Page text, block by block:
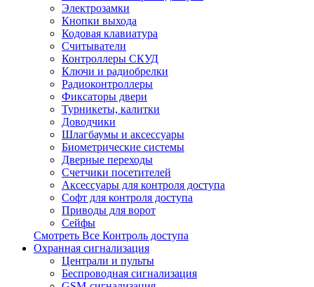
Электрозамки
Кнопки выхода
Кодовая клавиатура
Считыватели
Контроллеры СКУД
Ключи и радиобрелки
Радиоконтроллеры
Фиксаторы двери
Турникеты, калитки
Доводчики
Шлагбаумы и аксессуары
Биометрические системы
Дверные переходы
Счетчики посетителей
Аксессуары для контроля доступа
Софт для контроля доступа
Приводы для ворот
Сейфы
Смотреть Все Контроль доступа
Охранная сигнализация
Централи и пульты
Беспроводная сигнализация